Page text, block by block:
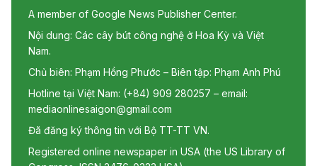
A member of Google News Publisher Center.
Nội dung: Các cây bút công nghệ ở Hoa Kỳ và Việt
Nam.
Chủ biên: Phạm Hồng Phước – Biên tập: Phạm Anh Phú
Hotline tại Việt Nam: (+84) 909 280257 – email:
mediaonlinesaigon@gmail.com
Đã đăng ký thông tin với Bộ TT-TT VN.
Registered online newspaper in USA (the US Library of